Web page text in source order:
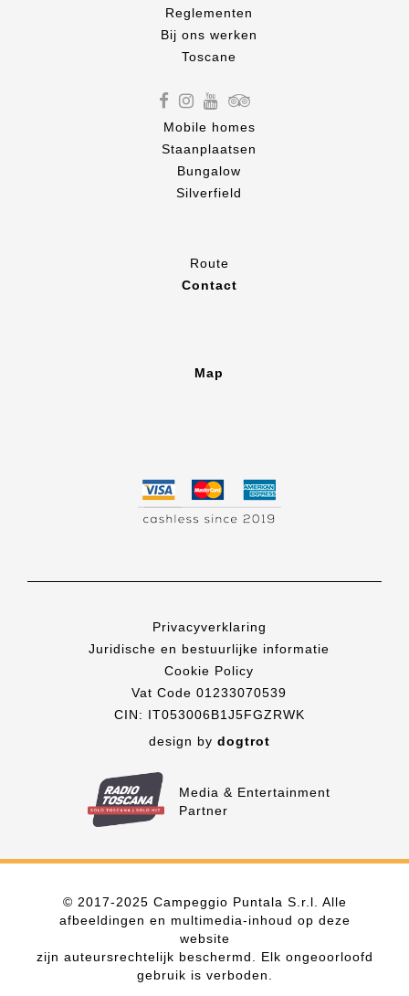
Reglementen
Bij ons werken
Toscane
Mobile homes
Staanplaatsen
Bungalow
Silverfield
Route
Contact
Map
Privacyverklaring
Juridische en bestuurlijke informatie
Cookie Policy
Vat Code 01233070539
CIN: IT053006B1J5FGZRWK
design by dogtrot
Media & Entertainment
Partner
© 2017-2025 Campeggio Puntala S.r.l. Alle
afbeeldingen en multimedia-inhoud op deze
website
zijn auteursrechtelijk beschermd. Elk ongeoorloofd
gebruik is verboden.